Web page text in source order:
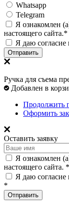
Whatsapp
Telegram
Я ознакомлен
настоящего сайта.*
Я даю
Отправить
Ручка для съема
Добавлен в
Продолжить
Оформить
Оставить заявку
Я ознакомлен
настоящего сайта. *
Я даю
*
Отправить